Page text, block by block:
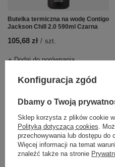
Butelka termiczna na wodę Contigo
Jackson Chill 2.0 590ml Czarna
105,68 zł / szt.
+ Dodaj do porównania
Konfiguracja zgód
Dbamy o Twoją
Sklep korzysta z plików cookie
Polityką dotyczącą cookies.
przechowywania lub dostępu do
Więcej informacji na temat
znaleźć także na stronie